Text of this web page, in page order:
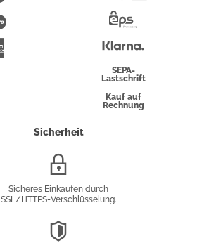
Maestro
Überweisung
SEPA-
Lastschrift
Kauf auf
Rechnung
Sicherheit
Sicheres Einkaufen durch
SSL/HTTPS-Verschlüsselung.